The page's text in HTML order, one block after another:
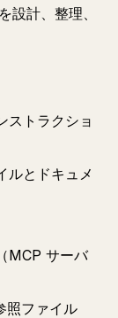
設計、整理、
ストラクショ
ルとドキュメ
MCP サーバ
照ファイル